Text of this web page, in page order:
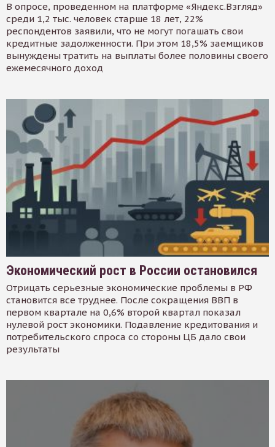
В опросе, проведенном на платформе «Яндекс.Взгляд»
среди 1,2 тыс. человек старше 18 лет, 22%
респондентов заявили, что не могут погашать свои
кредитные задолженности. При этом 18,5% заемщиков
вынуждены тратить на выплаты более половины своего
ежемесячного доход
Экономический рост в России остановился
Отрицать серьезные экономические проблемы в РФ
становится все труднее. После сокращения ВВП в
первом квартале на 0,6% второй квартал показал
нулевой рост экономики. Подавление кредитования и
потребительского спроса со стороны ЦБ дало свои
результаты